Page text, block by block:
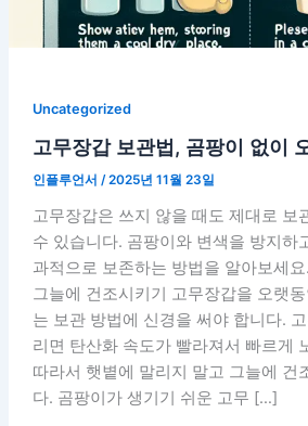
Uncategorized
고무장갑 보관법, 곰팡이 없이
인플루언서 /2025년 11월 23일
고무장갑은 쓰지 않을 때도 제대로 보
수 있습니다. 곰팡이와 변색을 방지하
과적으로 보존하는 방법을 알아보세
그늘에 건조시키기 고무장갑을 오랫
는 보관 방법에 신경을 써야 합니다.
리면 탄산화 속도가 빨라져서 빠르게
따라서 햇볕에 말리지 말고 그늘에 건
다. 곰팡이가 생기기 쉬운 고무 […]